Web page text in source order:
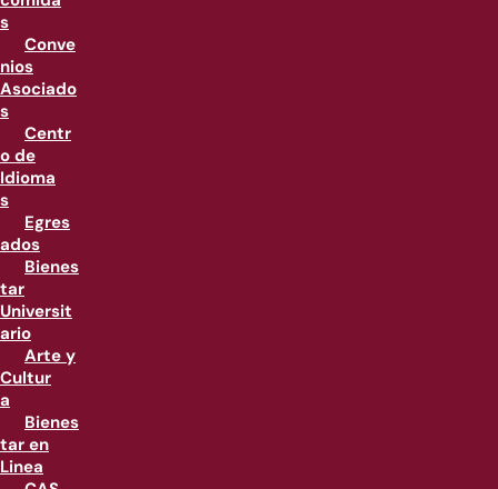
s
Conve
nios
Asociado
s
Centr
o de
Idioma
s
Egres
ados
Bienes
tar
Universit
ario
Arte y
Cultur
a
Bienes
tar en
Linea